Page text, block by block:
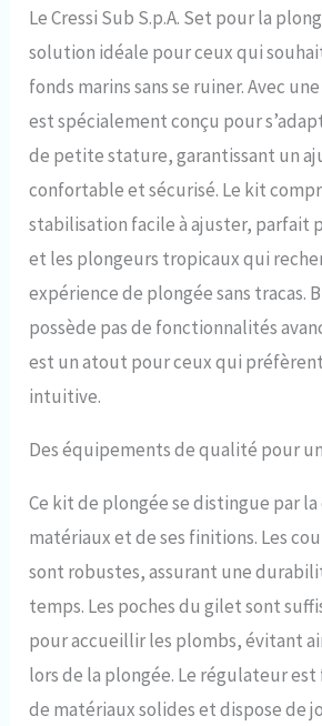
Le Cressi Sub S.p.A. Set pour la
solution idéale pour ceux qui
fonds marins sans se ruiner. Avec
est spécialement conçu pour
de petite stature, garantissant un
confortable et sécurisé. Le kit
stabilisation facile à ajuster, parfait
et les plongeurs tropicaux qui
expérience de plongée sans tracas.
possède pas de fonctionnalités
est un atout pour ceux qui
intuitive.
Des équipements de qualité pour
Ce kit de plongée se distingue par
matériaux et de ses finitions. Les
sont robustes, assurant une
temps. Les poches du gilet sont
pour accueillir les plombs, évitant
lors de la plongée. Le régulateur
de matériaux solides et dispose de